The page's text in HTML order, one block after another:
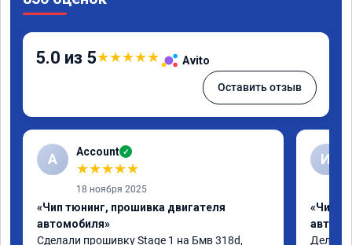
5.0 из 5★★★★★ Avito
Оставить отзыв
A Account ✓
★★★★★
18 ноября 2025
«Чип тюнинг, прошивка двигателя
автомобиля»
Сделали прошивку Stage 1 на Бмв 318d,
И
«Чип
Делали